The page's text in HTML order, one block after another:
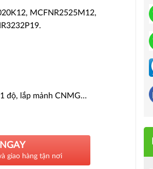
MCFNR2525M12,
độ, lắp mảnh CNMG…
giao hàng tận nơi